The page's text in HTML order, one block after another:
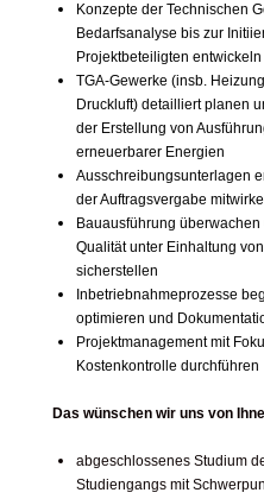
Konzepte der Technischen
Bedarfsanalyse bis zur
Projektbeteiligten entwickeln
TGA-Gewerke (insb.
Druckluft) detailliert planen
der Erstellung von
erneuerbarer Energien
Ausschreibungsunterlagen
der Auftragsvergabe
Bauausführung
Qualität unter Einhaltung
sicherstellen
Inbetriebnahmeprozesse
optimieren und
Projektmanagement mit
Kostenkontrolle durchführen
Das wünschen wir uns von
abgeschlossenes Studium
Studiengangs mit